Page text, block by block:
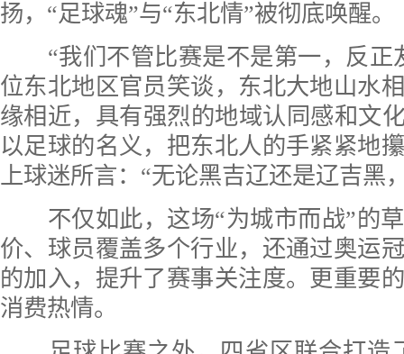
扬，“足球魂”与“东北情”被彻底唤醒。
“我们不管比赛是不是第一，反正
位东北地区官员笑谈，东北大地山水
缘相近，具有强烈的地域认同感和文
以足球的名义，把东北人的手紧紧地
上球迷所言：“无论黑吉辽还是辽吉黑
不仅如此，这场“为城市而战”的
价、球员覆盖多个行业，还通过奥运
的加入，提升了赛事关注度。更重要
消费热情。